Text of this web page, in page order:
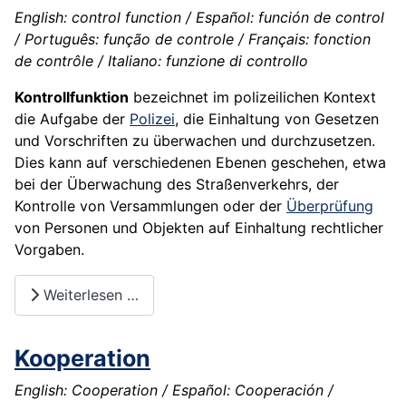
English: control function / Español: función de control
/ Português: função de controle / Français: fonction
de contrôle / Italiano: funzione di controllo
Kontrollfunktion bezeichnet im polizeilichen Kontext
die Aufgabe der Polizei, die Einhaltung von Gesetzen
und Vorschriften zu überwachen und durchzusetzen.
Dies kann auf verschiedenen Ebenen geschehen, etwa
bei der Überwachung des Straßenverkehrs, der
Kontrolle von Versammlungen oder der Überprüfung
von Personen und Objekten auf Einhaltung rechtlicher
Vorgaben.
Weiterlesen …
Kooperation
English: Cooperation / Español: Cooperación /